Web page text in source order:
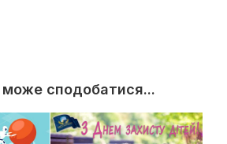
сподобатися...